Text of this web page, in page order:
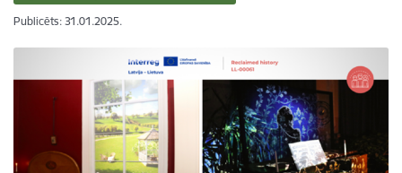
Publicēts: 31.01.2025.